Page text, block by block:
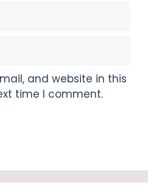
and website in this
time I comment.